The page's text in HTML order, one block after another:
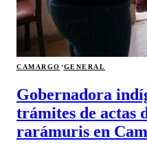
CAMARGO ·GENERAL
Gobernadora
trámites de actas
rarámuris en